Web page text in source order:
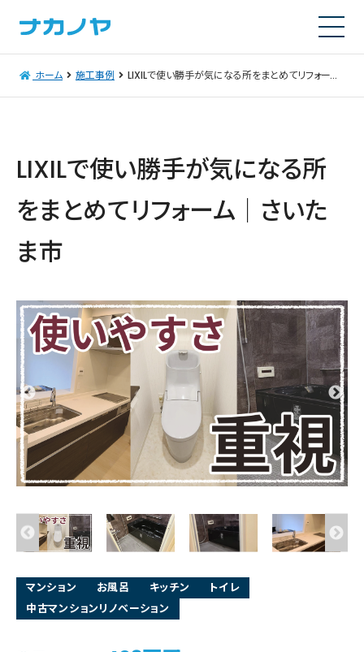
ホーム 施工事例 LIXILで使い勝手が気になる所をまとめてリフォーム｜さいたま市
LIXILで使い勝手が気になる所
をまとめてリフォーム｜さいた
ま市
マンション お風呂 キッチン
トイレ
中古マンションリノベーション